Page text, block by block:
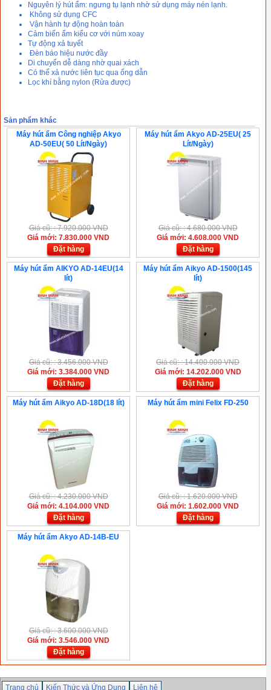
Nguyên lý hút ẩm: ngưng tụ lạnh nhờ sử dụng máy nén lạnh.
Không sử dụng CFC
Vận hành tự động hoàn toàn
Cảm biến ẩm kiểu cơ với núm xoay
Tự động xả tuyết
Đèn báo hiệu nước đầy
Di chuyển dễ dàng nhờ quai xách
Có thể xả nước liên tục qua ống dẫn
Lọc khí bằng nylon (Rửa được)
Sản phẩm khác
Máy hút ẩm Công nghiệp Akyo
AD-50EU( 50 Lít/Ngày)
Giá cũ: : 7.920.000 VND
Giá mới: 7.830.000 VND
Đặt hàng
Máy hút ẩm Akyo AD-25EU( 25
Lít/Ngày)
Giá cũ: : 4.680.000 VND
Giá mới: 4.608.000 VND
Đặt hàng
Máy hút ẩm AIKYO AD-14EU(14
lít)
Giá cũ: : 3.456.000 VND
Giá mới: 3.384.000 VND
Đặt hàng
Máy hút ẩm Aikyo AD-1500(145
lít)
Giá cũ: : 14.400.000 VND
Giá mới: 14.202.000 VND
Đặt hàng
Máy hút ẩm Aikyo AD-18D(18 lít)
Giá cũ: : 4.230.000 VND
Giá mới: 4.104.000 VND
Đặt hàng
Máy hút ẩm mini Felix FD-250
Giá cũ: : 1.620.000 VND
Giá mới: 1.602.000 VND
Đặt hàng
Máy hút ẩm Akyo AD-14B-EU
Giá cũ: : 3.600.000 VND
Giá mới: 3.546.000 VND
Đặt hàng
Trang chủ Kiến Thức và Ứng Dụng Liên hệ